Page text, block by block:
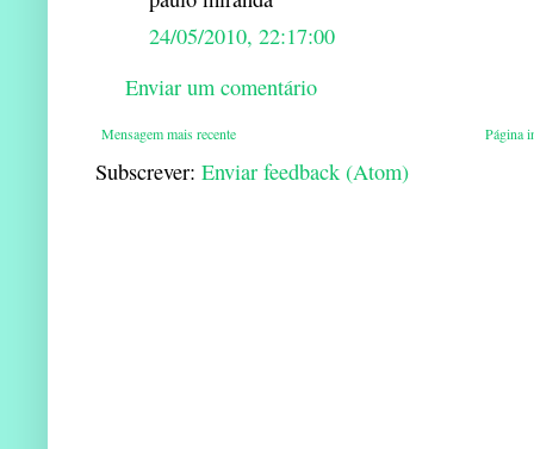
24/05/2010, 22:17:00
Enviar um comentário
Mensagem mais recente Página
Subscrever: Enviar feedback (Atom)